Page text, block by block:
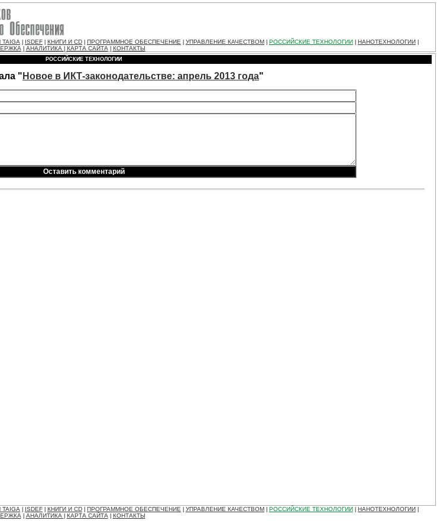
ISDEF КНИГИ И CD ПРОГРАММНОЕ ОБЕСПЕЧЕНИЕ УПРАВЛЕНИЕ КАЧЕСТВОМ РОССИЙСКИЕ ТЕХНОЛОГИИ НАНОТЕХНОЛОГИИ
| АНАЛИТИКА КАРТА САЙТА| КОНТАКТЫ
РОССИЙСКИЕ ТЕХНОЛОГИИ
" Новое в ИКТ-законодательстве: апрель 2013 года"
ISDEF КНИГИ И CD ПРОГРАММНОЕ ОБЕСПЕЧЕНИЕ УПРАВЛЕНИЕ КАЧЕСТВОМ РОССИЙСКИЕ ТЕХНОЛОГИИ НАНОТЕХНОЛОГИИ
| АНАЛИТИКА КАРТА САЙТА| КОНТАКТЫ